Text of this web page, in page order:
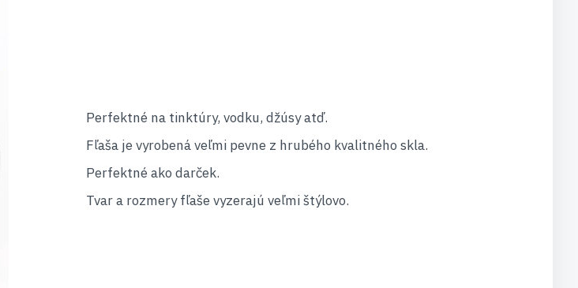
Perfektné na tinktúry, vodku, džúsy atď.
Fľaša je vyrobená veľmi pevne z hrubého kvalitného skla.
Perfektné ako darček.
Tvar a rozmery fľaše vyzerajú veľmi štýlovo.